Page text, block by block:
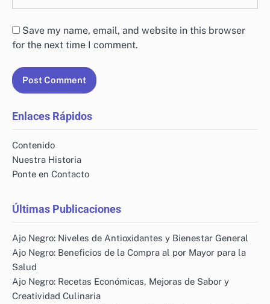
Save my name, email, and website in this browser
for the next time I comment.
Enlaces Rápidos
Contenido
Nuestra Historia
Ponte en Contacto
Últimas Publicaciones
Ajo Negro: Niveles de Antioxidantes y Bienestar General
Ajo Negro: Beneficios de la Compra al por Mayor para la
Salud
Ajo Negro: Recetas Económicas, Mejoras de Sabor y
Creatividad Culinaria